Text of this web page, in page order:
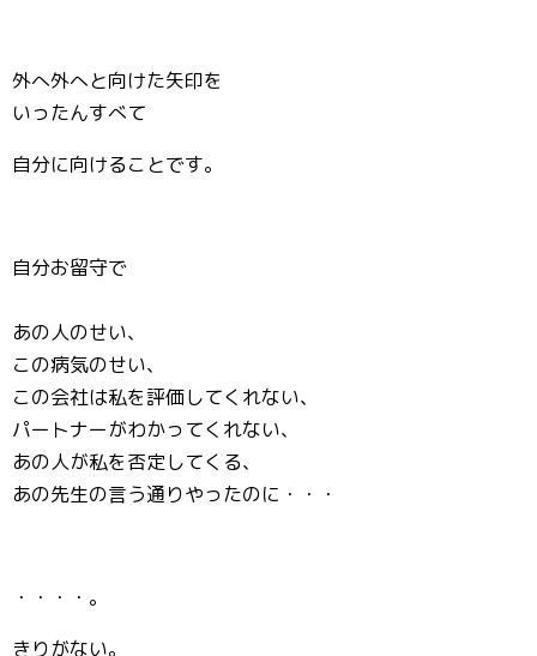
外へ外へと向けた矢印を
いったんすべて
自分に向けることです。
自分お留守で
あの人のせい、
この病気のせい、
この会社は私を評価してくれない、
パートナーがわかってくれない、
あの人が私を否定してくる、
あの先生の言う通りやったのに・・・
・・・・。
きりがない。